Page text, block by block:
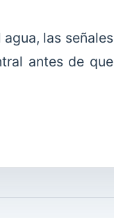
las señales
antes de que